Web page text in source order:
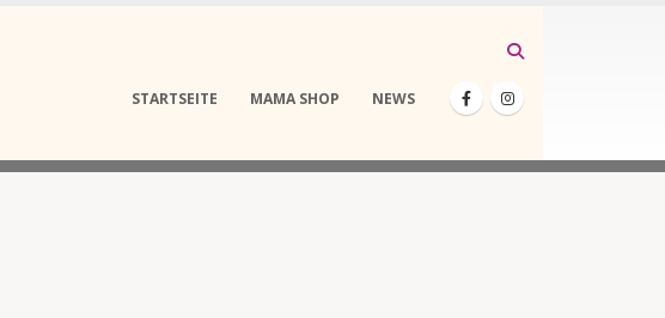
STARTSEITE MAMA SHOP NEWS